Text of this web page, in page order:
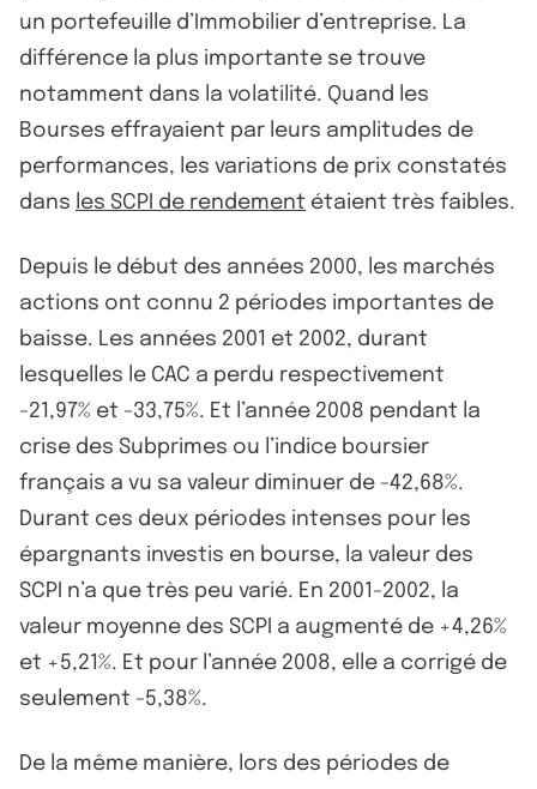
un portefeuille d’Immobilier d’entreprise. La
différence la plus importante se trouve
notamment dans la volatilité. Quand les
Bourses effrayaient par leurs amplitudes de
performances, les variations de prix constatés
dans les SCPI de rendement étaient très faibles.
Depuis le début des années 2000, les marchés
actions ont connu 2 périodes importantes de
baisse. Les années 2001 et 2002, durant
lesquelles le CAC a perdu respectivement
-21,97% et -33,75%. Et l’année 2008 pendant la
crise des Subprimes ou l’indice boursier
français a vu sa valeur diminuer de -42,68%.
Durant ces deux périodes intenses pour les
épargnants investis en bourse, la valeur des
SCPI n’a que très peu varié. En 2001-2002, la
valeur moyenne des SCPI a augmenté de +4,26%
et +5,21%. Et pour l’année 2008, elle a corrigé de
seulement -5,38%.
De la même manière, lors des périodes de